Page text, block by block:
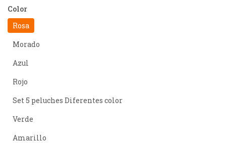
Color
Rosa
Morado
Azul
Rojo
Set 5 peluches Diferentes color
Verde
Amarillo